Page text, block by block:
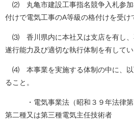
⑵ 丸亀市建設工事指名競争入札参加
付けで電気工事のA等級の格付けを受け
⑶ 香川県内に本社又は支店を有し、
遂行能力及び適切な執行体制を有してい
⑷ 本事業を実施する体制の中に、以
ること。
・電気事業法（昭和３９年法律第
第二種又は第三種電気主任技術者